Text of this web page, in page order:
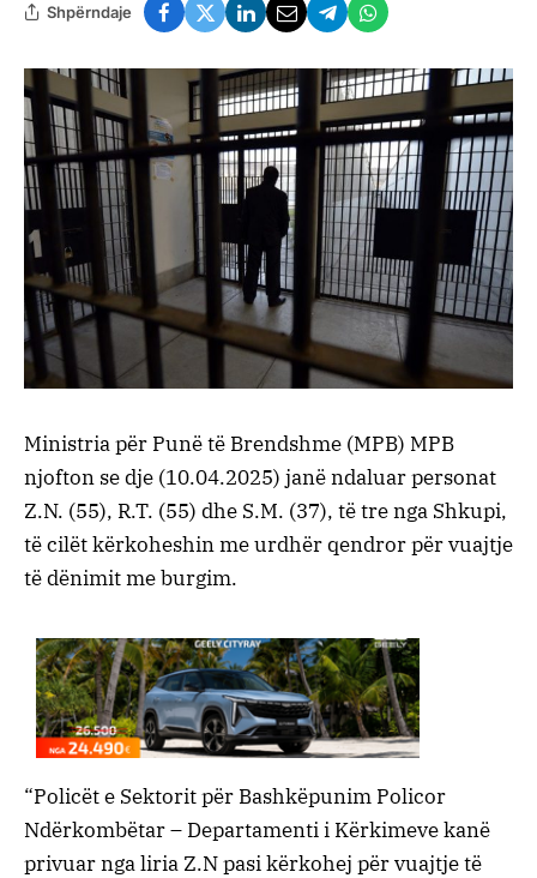
Shpërndaje
Ministria për Punë të Brendshme (MPB) MPB
njofton se dje (10.04.2025) janë ndaluar personat
Z.N. (55), R.T. (55) dhe S.M. (37), të tre nga Shkupi,
të cilët kërkoheshin me urdhër qendror për vuajtje
të dënimit me burgim.
“Policët e Sektorit për Bashkëpunim Policor
Ndërkombëtar – Departamenti i Kërkimeve kanë
privuar nga liria Z.N pasi kërkohej për vuajtje të